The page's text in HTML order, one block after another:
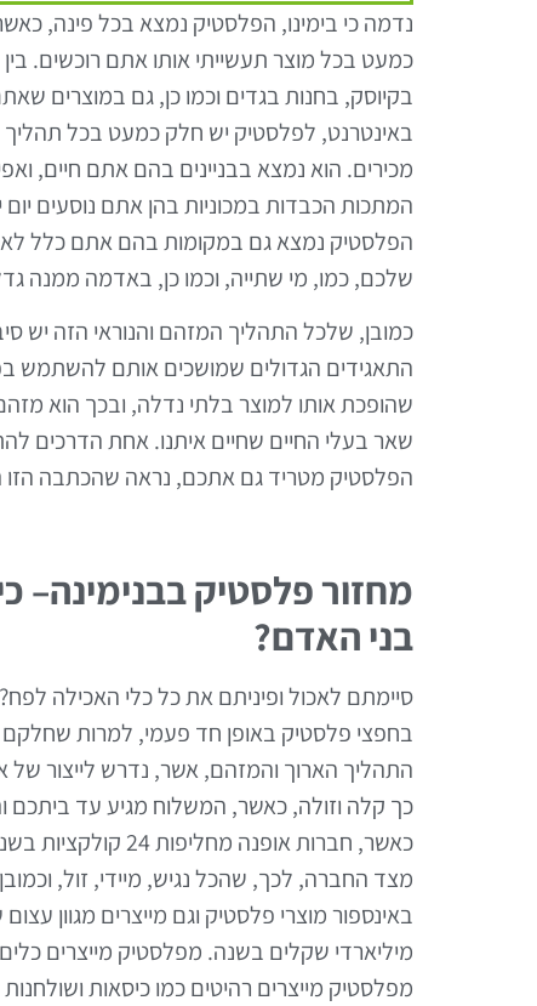
נדמה כי בימינו, הפלסטיק נמצא בכל פינה,
כמעט בכל מוצר תעשייתי אותו אתם רוכשים.
בקיוסק, בחנות בגדים וכמו כן, גם במוצרים
באינטרנט, לפלסטיק יש חלק כמעט בכל תהליך
מכירים. הוא נמצא בבניינים בהם אתם חיים,
המתכות הכבדות במכוניות בהן אתם נוסעים יום
הפלסטיק נמצא גם במקומות בהם אתם כלל לא
שלכם, כמו, מי שתייה, וכמו כן, באדמה ממנה
כמובן, שלכל התהליך המזהם והנוראי הזה יש
התאגידים הגדולים שמושכים אותם להשתמש
שהופכת אותו למוצר בלתי נדלה, ובכך הוא
שאר בעלי החיים שחיים איתנו. אחת הדרכים
הפלסטיק מטריד גם אתכם, נראה שהכתבה הזו
מחזור פלסטיק
בני האדם?
סיימתם לאכול ופיניתם את כל כלי האכילה
בחפצי פלסטיק באופן חד פעמי, למרות
התהליך הארוך והמזהם, אשר, נדרש לייצור של
כך קלה וזולה, כאשר, המשלוח מגיע עד ביתכם
כאשר, חברות
מצד החברה, לכך, שהכל נגיש, מיידי, זול,
באינספור מוצרי פלסטיק וגם מייצרים מגוון
מיליארדי שקלים בשנה. מפלסטיק מייצרים
מפלסטיק מייצרים רהיטים כמו כיסאות